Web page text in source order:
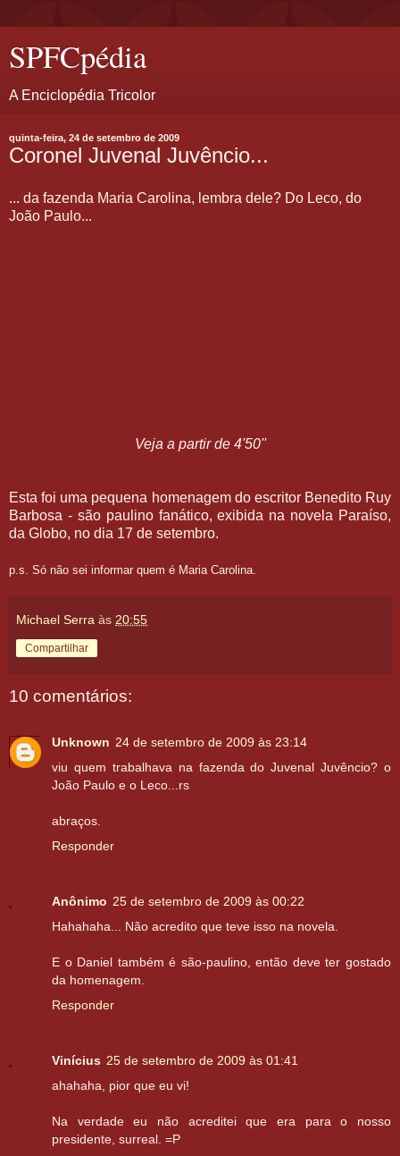
SPFCpédia
A Enciclopédia Tricolor
quinta-feira, 24 de setembro de 2009
Coronel Juvenal Juvêncio...
... da fazenda Maria Carolina, lembra dele? Do Leco, do
João Paulo...
Veja a partir de 4'50''
Esta foi uma pequena homenagem do escritor Benedito Ruy
Barbosa - são paulino fanático, exibida na novela Paraíso,
da Globo, no dia 17 de setembro.
p.s. Só não sei informar quem é Maria Carolina.
Michael Serra às 20:55
Compartilhar
10 comentários:
Unknown 24 de setembro de 2009 às 23:14
viu quem trabalhava na fazenda do Juvenal Juvêncio? o
João Paulo e o Leco...rs
abraços.
Responder
Anônimo 25 de setembro de 2009 às 00:22
Hahahaha... Não acredito que teve isso na novela.
E o Daniel também é são-paulino, então deve ter gostado
da homenagem.
Responder
Vinícius 25 de setembro de 2009 às 01:41
ahahaha, pior que eu vi!
Na verdade eu não acreditei que era para o nosso
presidente, surreal. =P